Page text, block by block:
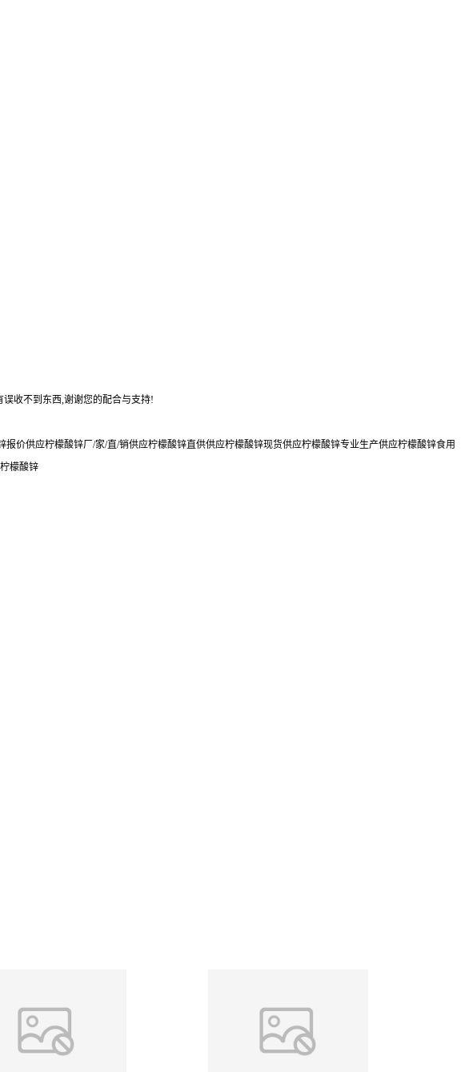
收不到东西,谢谢您的配合与支持!
价供应柠檬酸锌厂/家/直/销供应柠檬酸锌直供供应柠檬酸锌现货供应柠檬酸锌专业生产供应柠檬酸锌食用
檬酸锌